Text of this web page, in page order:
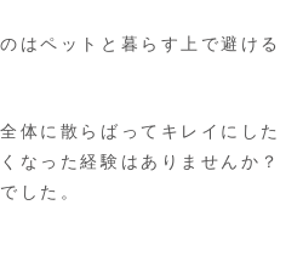
はペットと暮らす上で避ける
体に散らばってキレイにした
なった経験はありませんか？
した。